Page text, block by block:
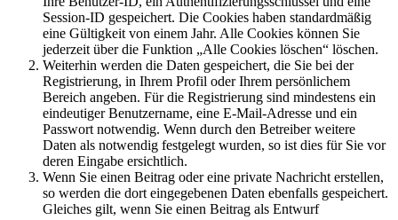
Session-ID gespeichert. Die Cookies haben standardmäßig
eine Gültigkeit von einem Jahr. Alle Cookies können Sie
jederzeit über die Funktion „Alle Cookies löschen“ löschen.
Weiterhin werden die Daten gespeichert, die Sie bei der
Registrierung, in Ihrem Profil oder Ihrem persönlichem
Bereich angeben. Für die Registrierung sind mindestens ein
eindeutiger Benutzername, eine E-Mail-Adresse und ein
Passwort notwendig. Wenn durch den Betreiber weitere
Daten als notwendig festgelegt wurden, so ist dies für Sie vor
deren Eingabe ersichtlich.
Wenn Sie einen Beitrag oder eine private Nachricht erstellen,
so werden die dort eingegebenen Daten ebenfalls gespeichert.
Gleiches gilt, wenn Sie einen Beitrag als Entwurf